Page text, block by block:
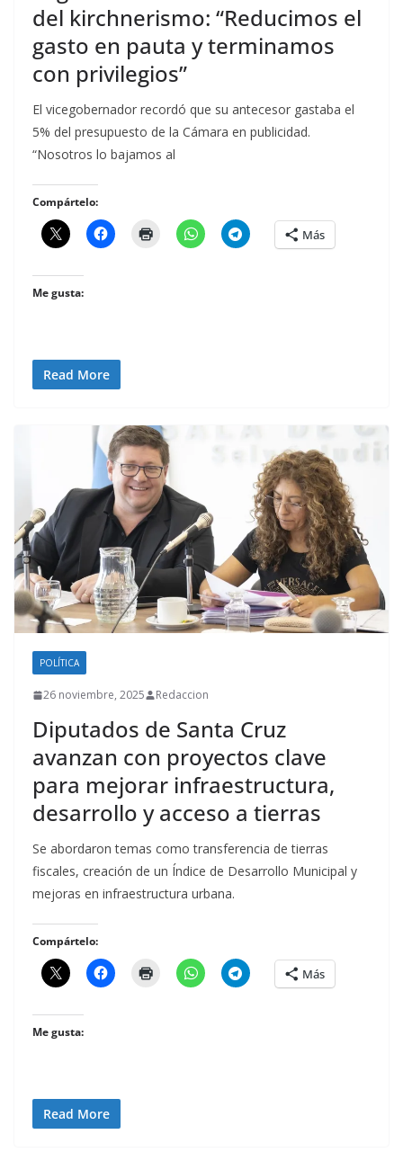
del kirchnerismo: “Reducimos el
gasto en pauta y terminamos
con privilegios”
El vicegobernador recordó que su antecesor gastaba el
5% del presupuesto de la Cámara en publicidad.
“Nosotros lo bajamos al
Compártelo:
Más
Me gusta:
Read More
POLÍTICA
26 noviembre, 2025 Redaccion
Diputados de Santa Cruz
avanzan con proyectos clave
para mejorar infraestructura,
desarrollo y acceso a tierras
Se abordaron temas como transferencia de tierras
fiscales, creación de un Índice de Desarrollo Municipal y
mejoras en infraestructura urbana.
Compártelo:
Más
Me gusta:
Read More